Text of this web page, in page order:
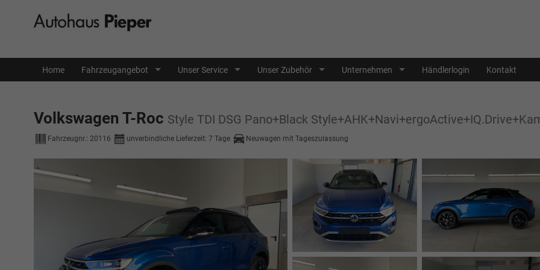
Home Fahrzeugangebot Unser Service Unser Zubehör Unternehmen Händlerlogin Kontakt
Volkswagen T-Roc Style TDI DSG Pano+Black
Fahrzeugnr.: 20116 unverbindliche Lieferzeit: 7 Tage Neuwagen mit Tageszulassung